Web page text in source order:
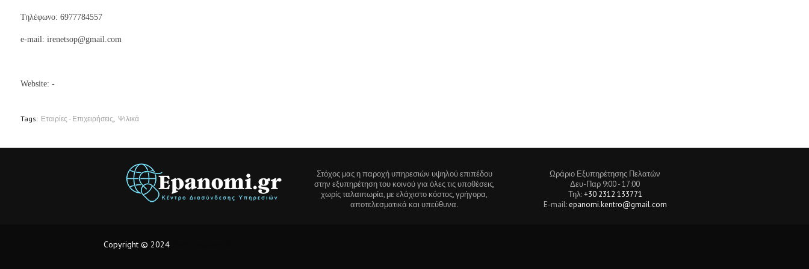
Τηλέφωνο: 6977784557
e-mail: irenetsop@gmail.com
Website: -
Tags: Εταιρίες - Επιχειρήσεις Ψιλικά
Στόχος μας η παροχή υπηρεσιών υψηλού επιπέδου
στην εξυπηρέτηση του κοινού για όλες τις υποθέσεις,
χωρίς ταλαιπωρία, με ελάχιστο κόστος, γρήγορα,
αποτελεσματικά και υπεύθυνα.
Ωράριο Εξυπηρέτησης Πελατών
Δευ-Παρ 9:00 - 17:00
Τηλ:+30 2312 133771
E-mail: epanomi.kentro@gmail.com
Copyright © 2024